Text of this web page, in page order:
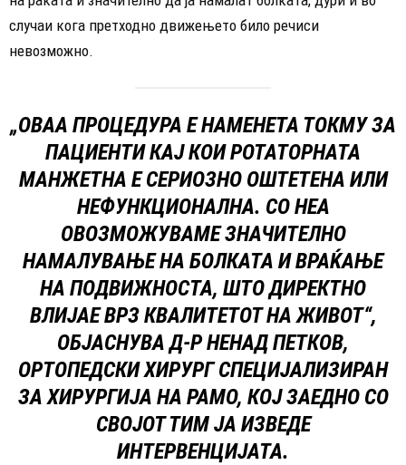
случаи кога претходно движењето било речиси
невозможно.
„ОВАА ПРОЦЕДУРА Е НАМЕНЕТА ТОКМУ ЗА
ПАЦИЕНТИ КАЈ КОИ РОТАТОРНАТА
МАНЖЕТНА Е СЕРИОЗНО ОШТЕТЕНА ИЛИ
НЕФУНКЦИОНАЛНА. СО НЕА
ОВОЗМОЖУВАМЕ ЗНАЧИТЕЛНО
НАМАЛУВАЊЕ НА БОЛКАТА И ВРАЌАЊЕ
НА ПОДВИЖНОСТА, ШТО ДИРЕКТНО
ВЛИЈАЕ ВРЗ КВАЛИТЕТОТ НА ЖИВОТ“,
ОБЈАСНУВА Д-Р НЕНАД ПЕТКОВ,
ОРТОПЕДСКИ ХИРУРГ СПЕЦИЈАЛИЗИРАН
ЗА ХИРУРГИЈА НА РАМО, КОЈ ЗАЕДНО СО
СВОЈОТ ТИМ ЈА ИЗВЕДЕ
ИНТЕРВЕНЦИЈАТА.